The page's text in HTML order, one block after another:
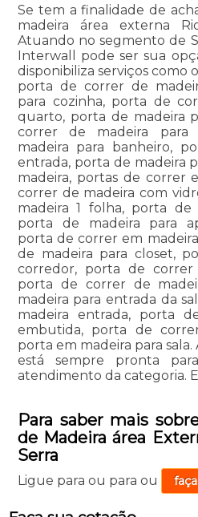
Se tem a finalidade de
madeira área externa
Atuando no segmento de
Interwall pode ser sua
disponibiliza serviços como
porta de correr de
para cozinha, porta de
quarto, porta de madeira
correr de madeira para
madeira para banheiro,
entrada, porta de madeira
madeira, portas de correr
correr de madeira com
madeira 1 folha, porta de
porta de madeira para
porta de correr em
de madeira para closet,
corredor, porta de correr
porta de correr de
madeira para entrada da
madeira entrada, porta
embutida, porta de
porta em madeira para
está sempre pronta
atendimento da categoria.
Para saber mais
de Madeira área
Serra
Ligue para ou para ou